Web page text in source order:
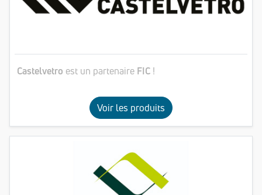
Castelvetro est un partenaire FIC !
Voir les produits